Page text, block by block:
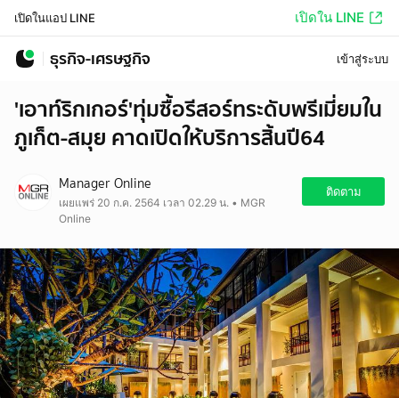
เปิดในแอป LINE เปิดใน LINE
ธุรกิจ-เศรษฐกิจ เข้าสู่ระบบ
'เอาท์ริกเกอร์'ทุ่มซื้อรีสอร์ทระดับพรีเมี่ยมใน
ภูเก็ต-สมุย คาดเปิดให้บริการสิ้นปี64
Manager Online
เผยแพร่ 20 ก.ค. 2564 เวลา 02.29 น. • MGR
Online
ติดตาม